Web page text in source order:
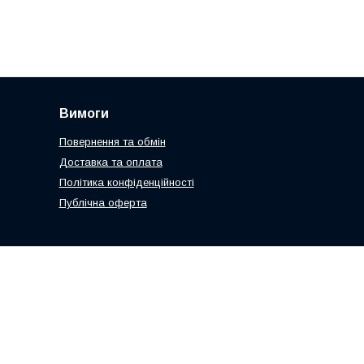
Вимоги
Повернення та обмін
Доставка та оплата
Політика конфіденційності
Публічна оферта